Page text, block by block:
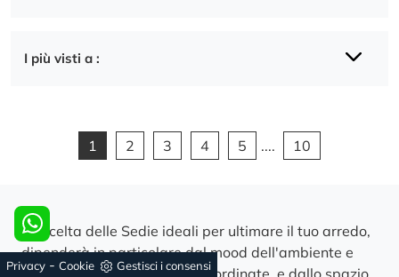
I più visti a :
1 2 3 4 5 .... 10
La scelta delle Sedie ideali per ultimare il tuo arredo,
dipenderà in particolare dal mood dell'ambiente e
degli arredi, con cui vanno coordinate, e dallo spazio
Privacy - Cookie Gestisci i consensi